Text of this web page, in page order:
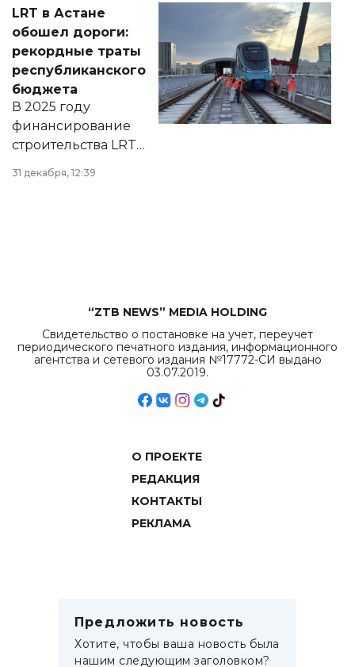
документ
появился в базе
нормативных
правовых актов и
на сайте маслихат
города.
LRT в Астане
обошел дороги:
рекордные траты
республиканского
бюджета
В 2025 году
финансирование
строительства LRT
в Астане из
республиканского
31 декабря, 12:39
“ZTB NEWS” MEDIA HOLDING
Свидетельство о постановке на учет, переучет
периодического печатного издания, информационного
агентства и сетевого издания №17772-СИ выдано
03.07.2019.
О ПРОЕКТЕ
РЕДАКЦИЯ
КОНТАКТЫ
РЕКЛАМА
Предложить новость
Хотите, чтобы ваша новость была
нашим следующим заголовком?